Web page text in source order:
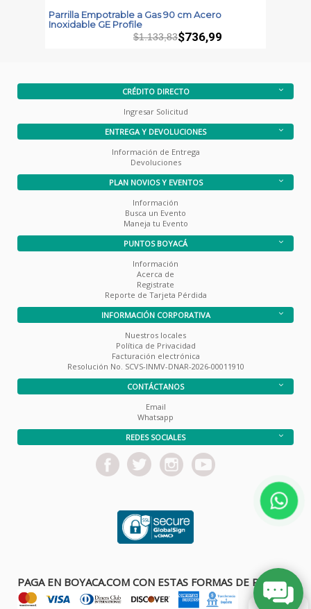
Parrilla Empotrable a Gas 90 cm Acero
Inoxidable GE Profile
$1.133,83$736,99
CRÉDITO DIRECTO
Ingresar Solicitud
ENTREGA Y DEVOLUCIONES
Información de Entrega
Devoluciones
PLAN NOVIOS Y EVENTOS
Información
Busca un Evento
Maneja tu Evento
PUNTOS BOYACÁ
Información
Acerca de
Registrate
Reporte de Tarjeta Pérdida
INFORMACIÓN CORPORATIVA
Nuestros locales
Política de Privacidad
Facturación electrónica
Resolución No. SCVS-INMV-DNAR-2026-00011910
CONTÁCTANOS
Email
Whatsapp
REDES SOCIALES
PAGA EN BOYACA.COM CON ESTAS FORMAS DE PAGO